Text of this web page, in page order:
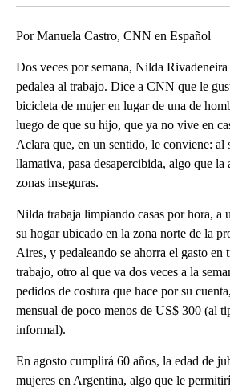
Por Manuela Castro, CNN en Español
Dos veces por semana, Nilda
pedalea al trabajo. Dice a CNN que le
bicicleta de mujer en lugar de una de
luego de que su hijo, que ya no vive en
Aclara que, en un sentido, le conviene: al
llamativa, pasa desapercibida, algo que la
zonas inseguras.
Nilda trabaja limpiando casas por hora, a
su hogar ubicado en la zona norte de la
Aires, y pedaleando se ahorra el gasto en
trabajo, otro al que va dos veces a la
pedidos de costura que hace por su
mensual de poco menos de US$ 300 (al
informal).
En agosto cumplirá 60 años, la edad de
mujeres en Argentina, algo que le